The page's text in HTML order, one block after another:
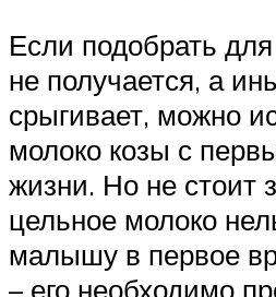
Если подобрать
не получается, а
срыгивает, можно
молоко козы с
жизни. Но не стоит
цельное молоко
малышу в первое
– его необходимо